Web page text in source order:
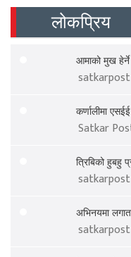
लोकप्रिय
आमाको मुख हेर्ने
satkarpost
कर्णालीमा एसईई
Satkar
त्रिबिको हुबहु
satkarpost
अभिनयमा
satkarpost